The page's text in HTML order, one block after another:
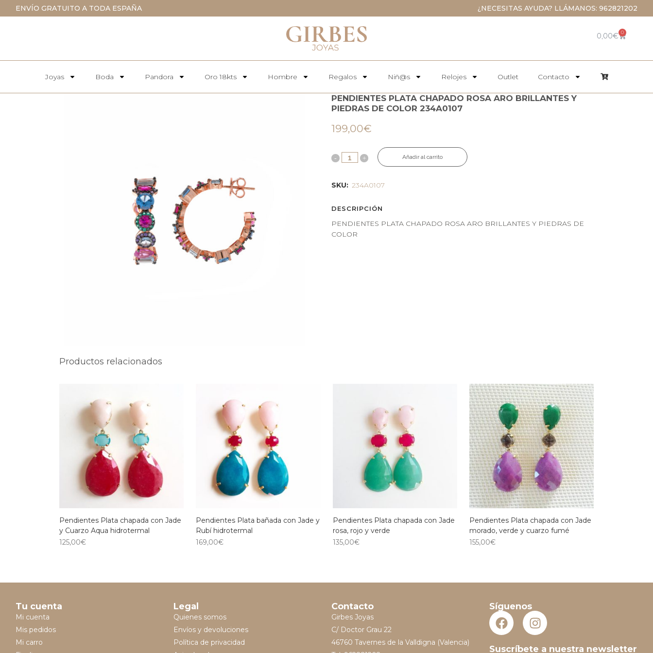
ENVÍO GRATUITO A TODA ESPAÑA ¿NECESITAS AYUDA? LLÁMANOS: 962821202
0,00€ 0
Joyas Boda Pandora Oro 18kts Hombre Regalos Niñ@s Relojes Outlet Contacto
PENDIENTES PLATA CHAPADO ROSA ARO BRILLANTES Y
PIEDRAS DE COLOR 234A0107
199,00€
Añadir al carrito
SKU: 234A0107
DESCRIPCIÓN
PENDIENTES PLATA CHAPADO ROSA ARO BRILLANTES Y PIEDRAS DE
COLOR
Productos relacionados
Pendientes Plata chapada con Jade
y Cuarzo Aqua hidrotermal
125,00€
Pendientes Plata bañada con Jade y
Rubí hidrotermal
169,00€
Pendientes Plata chapada con Jade
rosa, rojo y verde
135,00€
Pendientes Plata chapada con Jade
morado, verde y cuarzo fumé
155,00€
Tu cuenta
Mi cuenta
Mis pedidos
Mi carro
Legal
Quienes somos
Envíos y devoluciones
Política de privacidad
Contacto
Girbes Joyas
C/ Doctor Grau 22
46760 Tavernes de la Valldigna (Valencia)
Síguenos
Suscríbete a nuestra newsletter